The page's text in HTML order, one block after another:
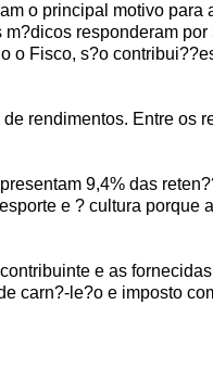
o principal motivo
responderam
o Fisco, s?o
rendimentos. Entre os
9,4% das
e ? cultura porque
e as
carn?-le?o e imposto